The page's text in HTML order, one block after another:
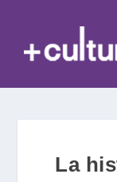
La